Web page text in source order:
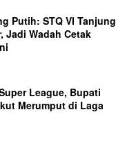
Putih: STQ VI Tanjung
Jadi Wadah Cetak
League, Bupati
Merumput di Laga